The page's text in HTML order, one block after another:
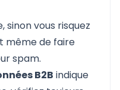
sinon vous risquez
même de faire
spam.
B2B indique